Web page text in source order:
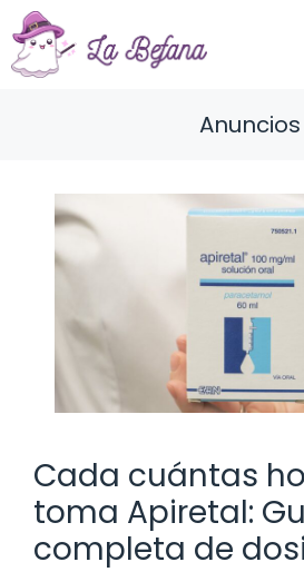
Saltar
al
contenido
Anuncios
Cada cuántas
toma Apiretal:
completa de